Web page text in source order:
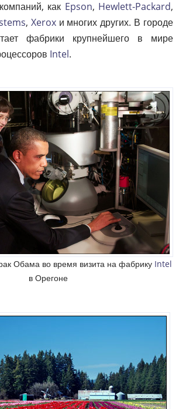
как Epson, Hewlett-Packard,
, Xeroxи многих других. В городе
фабрики крупнейшего в мире
Intel.
Обама во время визита на фабрику Intel
в Орегоне